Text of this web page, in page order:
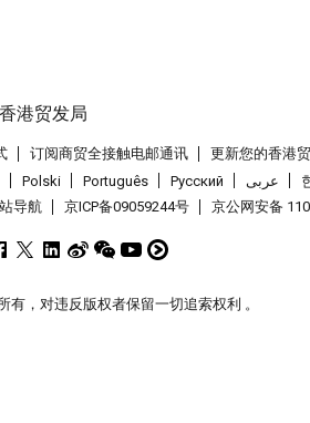
订阅商贸全接触电邮通讯 更新您的香港
Polski Português Pусский عربى
导航 京ICP备09059244号 京公网安备
有，对违反版权者保留一切追索权利 。